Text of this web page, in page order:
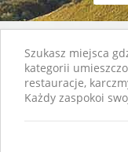
Szukasz miejsca
kategorii
restauracje,
Każdy zaspokoi